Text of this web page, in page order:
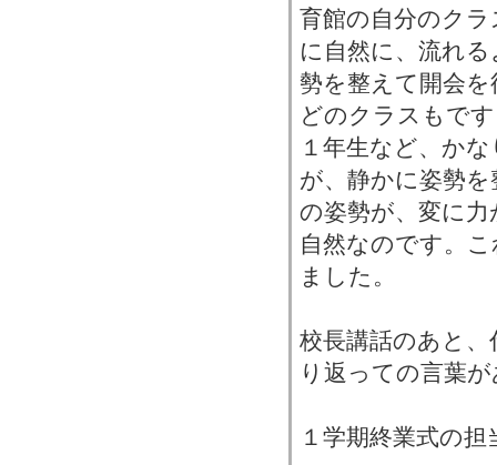
育館の自分のク
に自然に、流れ
勢を整えて開会
どのクラスもで
１年生など、か
が、静かに姿勢
の姿勢が、変に
自然なのです。
ました。
校長講話のあと
り返っての言葉
１学期終業式の